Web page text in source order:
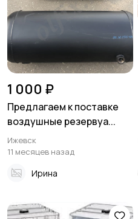
1 000 ₽
Предлагаем к поставке
воздушные резервуа...
Ижевск
11 месяцев назад
Ирина